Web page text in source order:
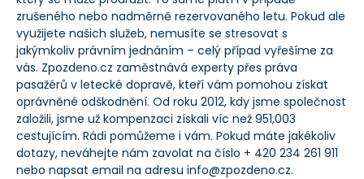
zrušeného nebo nadměrně rezervovaného letu. Pokud ale
využijete našich služeb, nemusíte se stresovat s
jakýmkoliv právním jednáním – celý případ vyřešíme za
vás. Zpozdeno.cz zaměstnává experty přes práva
pasažérů v letecké dopravě, kteří vám pomohou získat
oprávněné odškodnění. Od roku 2012, kdy jsme společnost
založili, jsme už kompenzaci získali víc než 951,003
cestujícím. Rádi pomůžeme i vám. Pokud máte jakékoliv
dotazy, neváhejte nám zavolat na číslo + 420 234 261 911
nebo napsat email na adresu info@zpozdeno.cz.